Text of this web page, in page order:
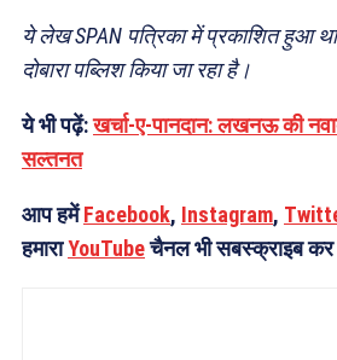
ये लेख SPAN पत्रिका में प्रकाशित हुआ
दोबारा पब्लिश किया जा रहा है।
ये भी पढ़ें:खर्चा-ए-पानदान: लखनऊ की
सल्तनत
आप हमेंFacebook, Instagram,
हमाराYouTubeचैनल भी सबस्क्राइब